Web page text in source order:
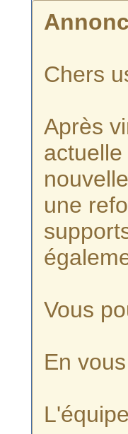
Chers
Après
une
Vous
En